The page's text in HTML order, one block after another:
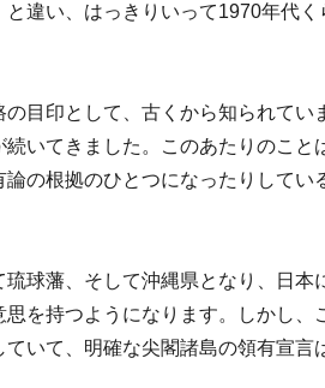
違い、はっきりいって1970年代
目印として、古くから知られてい
いてきました。このあたりのこと
の根拠のひとつになったりしてい
球藩、そして沖縄県となり、日本
を持つようになります。しかし、
いて、明確な尖閣諸島の領有宣言